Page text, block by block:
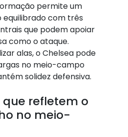
permite um
com três
que podem apoiar
como o ataque.
alas, o Chelsea pode
no meio-campo
solidez defensiva.
que refletem o
no meio-